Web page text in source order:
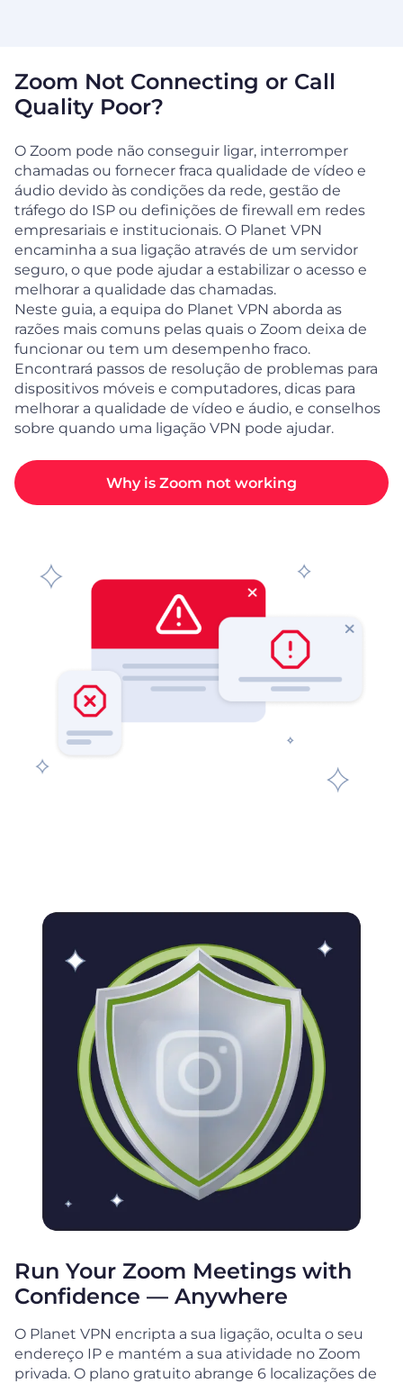
Zoom Not Connecting or Call
Quality Poor?
O Zoom pode não conseguir ligar, interromper
chamadas ou fornecer fraca qualidade de vídeo e
áudio devido às condições da rede, gestão de
tráfego do ISP ou definições de firewall em redes
empresariais e institucionais. O Planet VPN
encaminha a sua ligação através de um servidor
seguro, o que pode ajudar a estabilizar o acesso e
melhorar a qualidade das chamadas.
Neste guia, a equipa do Planet VPN aborda as
razões mais comuns pelas quais o Zoom deixa de
funcionar ou tem um desempenho fraco.
Encontrará passos de resolução de problemas para
dispositivos móveis e computadores, dicas para
melhorar a qualidade de vídeo e áudio, e conselhos
sobre quando uma ligação VPN pode ajudar.
Why is Zoom not working
Run Your Zoom Meetings with
Confidence — Anywhere
O Planet VPN encripta a sua ligação, oculta o seu
endereço IP e mantém a sua atividade no Zoom
privada. O plano gratuito abrange 6 localizações de